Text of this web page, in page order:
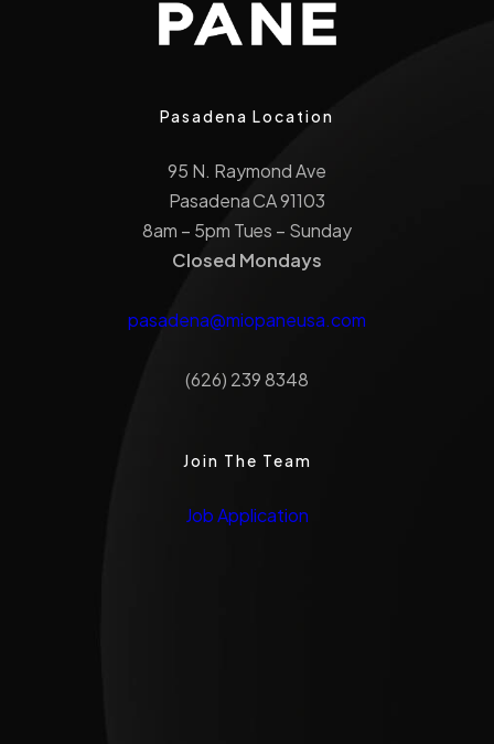
Pasadena Location
95 N. Raymond Ave
Pasadena CA 91103
8am – 5pm Tues – Sunday
Closed Mondays
pasadena@miopaneusa.com
(626) 239 8348
Join The Team
Job Application